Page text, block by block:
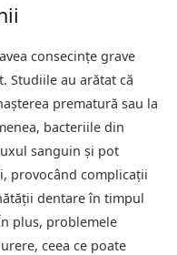
consecințe grave
Studiile au arătat că
prematură sau la
bacteriile din
sanguin și pot
provocând complicații
dentare în timpul
plus, problemele
ceea ce poate